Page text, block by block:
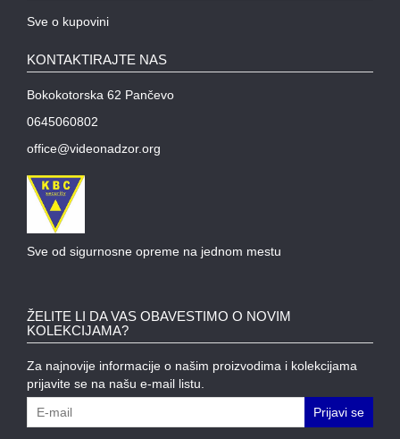
Sve o kupovini
KONTAKTIRAJTE NAS
Bokokotorska 62 Pančevo
0645060802
office@videonadzor.org
Sve od sigurnosne opreme na jednom mestu
ŽELITE LI DA VAS OBAVESTIMO O NOVIM
KOLEKCIJAMA?
Za najnovije informacije o našim proizvodima i kolekcijama
prijavite se na našu e-mail listu.
Prijavi se